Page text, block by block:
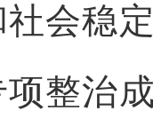
会稳
整治